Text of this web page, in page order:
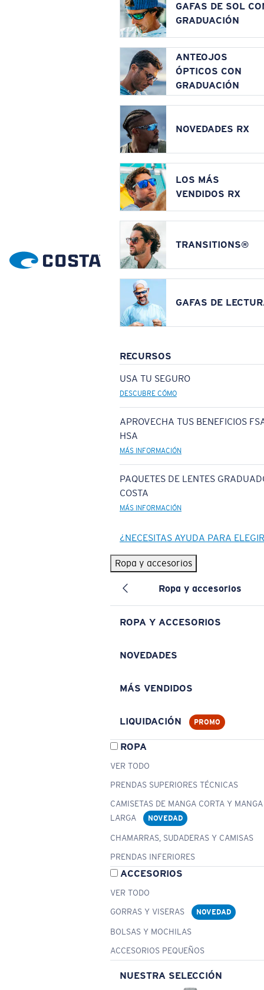
GAFAS DE SOL
GRADUACIÓN
ANTEOJOS
ÓPTICOS CON
GRADUACIÓN
NOVEDADES RX
LOS MÁS
VENDIDOS RX
TRANSITIONS®
GAFAS DE
RECURSOS
USA TU SEGURO
DESCUBRE CÓMO
APROVECHA TUS BENEFICIOS
HSA
MÁS INFORMACIÓN
PAQUETES DE LENTES
COSTA
MÁS INFORMACIÓN
¿NECESITAS AYUDA PARA
Ropa y accesorios
Ropa y accesorios
ROPA Y ACCESORIOS
NOVEDADES
MÁS VENDIDOS
LIQUIDACIÓN PROMO
ROPA
VER TODO
PRENDAS SUPERIORES TÉCNICAS
CAMISETAS DE MANGA CORTA Y MANGA
LARGA
NOVEDAD
CHAMARRAS, SUDADERAS Y CAMISAS
PRENDAS INFERIORES
ACCESORIOS
VER TODO
GORRAS Y VISERAS
NOVEDAD
BOLSAS Y MOCHILAS
ACCESORIOS PEQUEÑOS
NUESTRA SELECCIÓN